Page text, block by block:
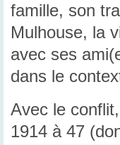
famille, son
Mulhouse, la
avec ses
dans le
Avec le
1914 à 47